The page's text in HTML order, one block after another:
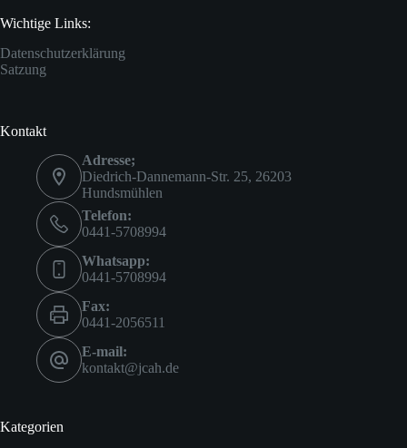
Wichtige Links:
Datenschutzerklärung
Satzung
Kontakt
Adresse;
Diedrich-Dannemann-Str. 25, 26203
Hundsmühlen
Telefon:
0441-5708994
Whatsapp:
0441-5708994
Fax:
0441-2056511
E-mail:
kontakt@jcah.de
Kategorien